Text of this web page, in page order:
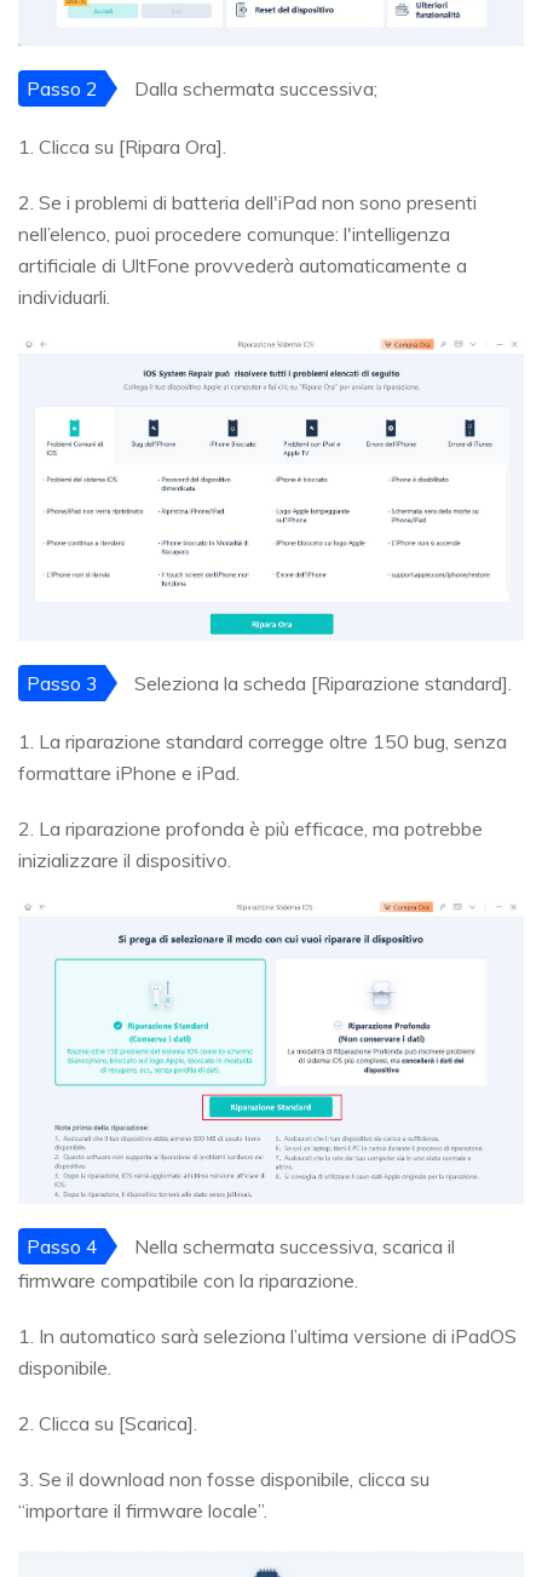
Passo 2 Dalla schermata successiva;
1. Clicca su [Ripara Ora].
2. Se i problemi di batteria dell'iPad non sono presenti
nell’elenco, puoi procedere comunque: l'intelligenza
artificiale di UltFone provvederà automaticamente a
individuarli.
Passo 3 Seleziona la scheda [Riparazione standard].
1. La riparazione standard corregge oltre 150 bug, senza
formattare iPhone e iPad.
2. La riparazione profonda è più efficace, ma potrebbe
inizializzare il dispositivo.
Passo 4
Nella schermata successiva, scarica il
firmware compatibile con la riparazione.
1. In automatico sarà seleziona l’ultima versione di iPadOS
disponibile.
2. Clicca su [Scarica].
3. Se il download non fosse disponibile, clicca su
“importare il firmware locale”.